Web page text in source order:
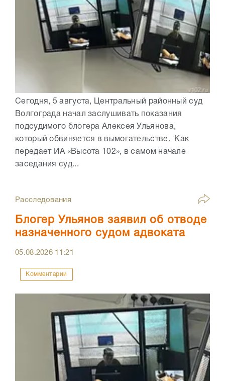
Сегодня, 5 августа, Центральный районный суд
Волгограда начал заслушивать показания
подсудимого блогера Алексея Ульянова,
который обвиняется в вымогательстве. Как
передает ИА «Высота 102», в самом начале
заседания суд...
Расследования
Блогер Ульянов заявил об отводе
назначенного судом адвоката
05.08.2026 11:21
Комментарии